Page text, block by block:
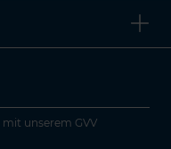
unserem GVV